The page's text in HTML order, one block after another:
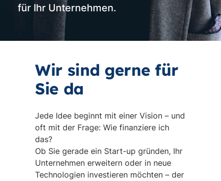
für Ihr Unternehmen.
Wir sind gerne für
Sie da
Jede Idee beginnt mit einer Vision – und
oft mit der Frage: Wie finanziere ich
das?
Ob Sie gerade ein Start-up gründen, Ihr
Unternehmen erweitern oder in neue
Technologien investieren möchten – der